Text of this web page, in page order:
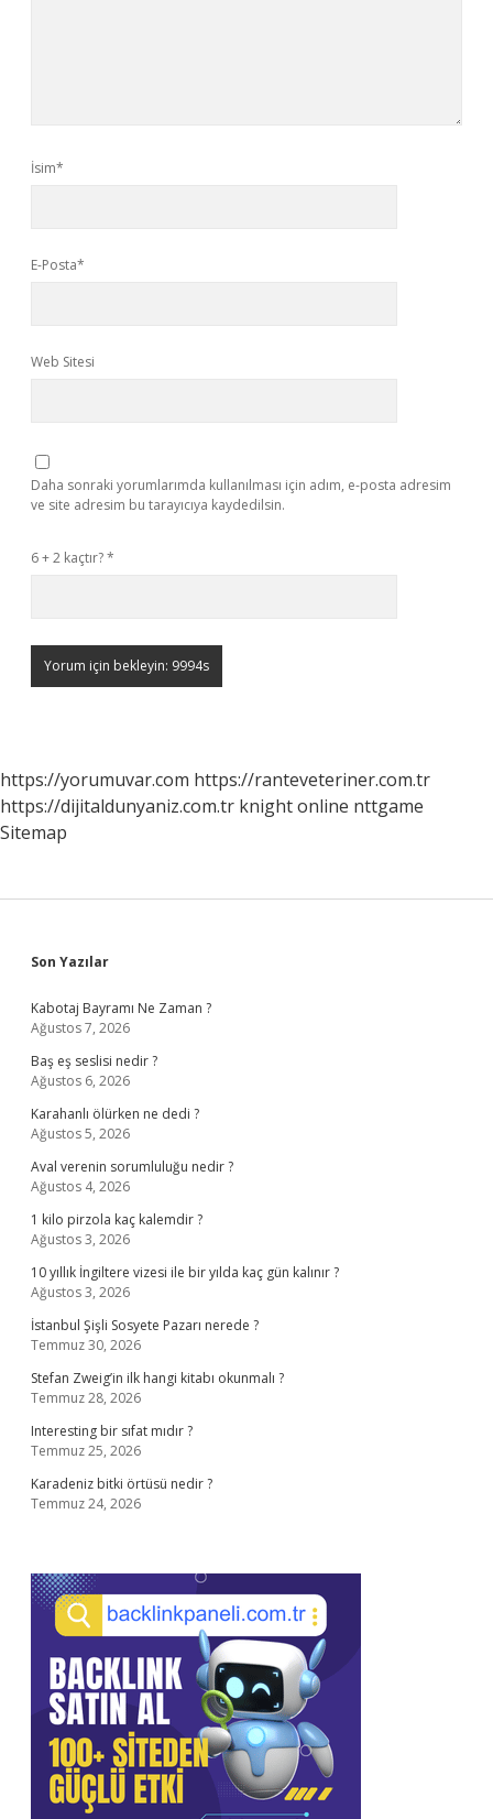
İsim*
E-Posta*
Web Sitesi
Daha sonraki yorumlarımda kullanılması için adım, e-posta adresim
ve site adresim bu tarayıcıya kaydedilsin.
6 + 2 kaçtır?*
https://yorumuvar.com https://ranteveteriner.com.tr
https://dijitaldunyaniz.com.tr knight online nttgame
Sitemap
Sidebar
Son Yazılar
Kabotaj Bayramı Ne Zaman ?
Ağustos 7, 2026
Baş eş seslisi nedir ?
Ağustos 6, 2026
Karahanlı ölürken ne dedi ?
Ağustos 5, 2026
Aval verenin sorumluluğu nedir ?
Ağustos 4, 2026
1 kilo pirzola kaç kalemdir ?
Ağustos 3, 2026
10 yıllık İngiltere vizesi ile bir yılda kaç gün kalınır ?
Ağustos 3, 2026
İstanbul Şişli Sosyete Pazarı nerede ?
Temmuz 30, 2026
Stefan Zweig’in ilk hangi kitabı okunmalı ?
Temmuz 28, 2026
Interesting bir sıfat mıdır ?
Temmuz 25, 2026
Karadeniz bitki örtüsü nedir ?
Temmuz 24, 2026